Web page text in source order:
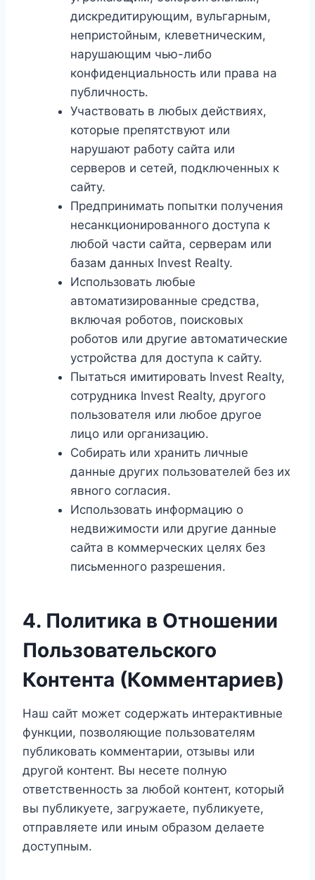
дискредитирующим, вульгарным,
непристойным, клеветническим,
нарушающим чью-либо
конфиденциальность или права на
публичность.
Участвовать в любых действиях,
которые препятствуют или
нарушают работу сайта или
серверов и сетей, подключенных к
сайту.
Предпринимать попытки получения
несанкционированного доступа к
любой части сайта, серверам или
базам данных Invest Realty.
Использовать любые
автоматизированные средства,
включая роботов, поисковых
роботов или другие автоматические
устройства для доступа к сайту.
Пытаться имитировать Invest Realty,
сотрудника Invest Realty, другого
пользователя или любое другое
лицо или организацию.
Собирать или хранить личные
данные других пользователей без их
явного согласия.
Использовать информацию о
недвижимости или другие данные
сайта в коммерческих целях без
письменного разрешения.
4. Политика в Отношении
Пользовательского
Контента (Комментариев)
Наш сайт может содержать интерактивные
функции, позволяющие пользователям
публиковать комментарии, отзывы или
другой контент. Вы несете полную
ответственность за любой контент, который
вы публикуете, загружаете, публикуете,
отправляете или иным образом делаете
доступным.